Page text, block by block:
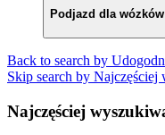
Podjazd dla wózków
Back to search by
Skip search by Najczęściej
Najczęściej